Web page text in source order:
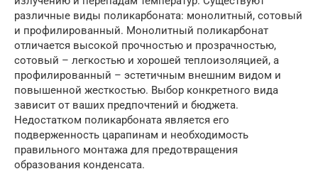
различные виды поликарбоната: монолитный, сотовый
и профилированный. Монолитный поликарбонат
отличается высокой прочностью и прозрачностью,
сотовый – легкостью и хорошей теплоизоляцией, а
профилированный – эстетичным внешним видом и
повышенной жесткостью. Выбор конкретного вида
зависит от ваших предпочтений и бюджета.
Недостатком поликарбоната является его
подверженность царапинам и необходимость
правильного монтажа для предотвращения
образования конденсата.